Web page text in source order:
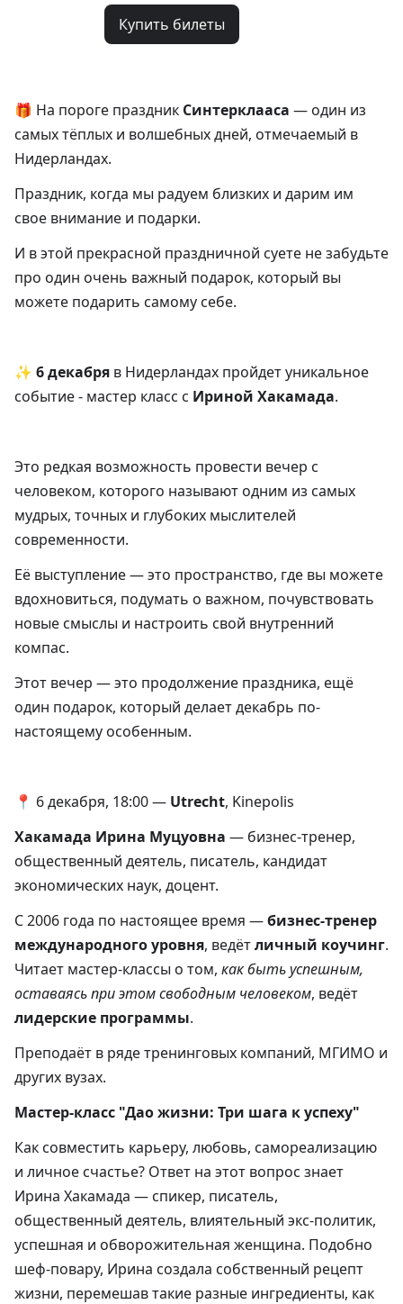
Купить билеты
🎁 На пороге праздник Синтерклааса — один из
самых тёплых и волшебных дней, отмечаемый в
Нидерландах.
Праздник, когда мы радуем близких и дарим им
свое внимание и подарки.
И в этой прекрасной праздничной суете не забудьте
про один очень важный подарок, который вы
можете подарить самому себе.
✨ 6 декабря в Нидерландах пройдет уникальное
событие - мастер класс с Ириной Хакамада.
Это редкая возможность провести вечер с
человеком, которого называют одним из самых
мудрых, точных и глубоких мыслителей
современности.
Её выступление — это пространство, где вы можете
вдохновиться, подумать о важном, почувствовать
новые смыслы и настроить свой внутренний
компас.
Этот вечер — это продолжение праздника, ещё
один подарок, который делает декабрь по-
настоящему особенным.
📍 6 декабря, 18:00 — Utrecht, Kinepolis
Хакамада Ирина Муцуовна — бизнес-тренер,
общественный деятель, писатель, кандидат
экономических наук, доцент.
С 2006 года по настоящее время —бизнес-тренер
международного уровня, ведётличный коучинг.
Читает мастер-классы о том, как быть успешным,
оставаясь при этом свободным человеком, ведёт
лидерские программы.
Преподаёт в ряде тренинговых компаний, МГИМО и
других вузах.
Мастер-класс "Дао жизни: Три шага к успеху"
Как совместить карьеру, любовь, самореализацию
и личное счастье? Ответ на этот вопрос знает
Ирина Хакамада — спикер, писатель,
общественный деятель, влиятельный экс-политик,
успешная и обворожительная женщина. Подобно
шеф-повару, Ирина создала собственный рецепт
жизни, перемешав такие разные ингредиенты, как